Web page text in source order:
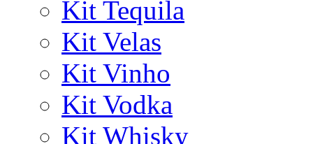
Kit Tequila
Kit Velas
Kit Vinho
Kit Vodka
Kit Whisky